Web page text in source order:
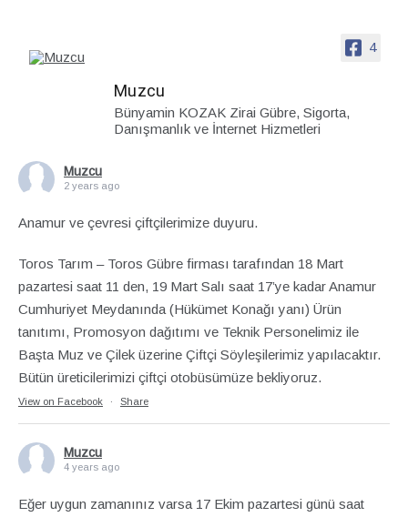
4
Muzcu
Bünyamin KOZAK Zirai Gübre, Sigorta,
Danışmanlık ve İnternet Hizmetleri
Muzcu
2 years ago
Anamur ve çevresi çiftçilerimize duyuru.
Toros Tarım – Toros Gübre firması tarafından 18 Mart
pazartesi saat 11 den, 19 Mart Salı saat 17’ye kadar Anamur
Cumhuriyet Meydanında (Hükümet Konağı yanı) Ürün
tanıtımı, Promosyon dağıtımı ve Teknik Personelimiz ile
Başta Muz ve Çilek üzerine Çiftçi Söyleşilerimiz yapılacaktır.
Bütün üreticilerimizi çiftçi otobüsümüze bekliyoruz.
View on Facebook · Share
Muzcu
4 years ago
Eğer uygun zamanınız varsa 17 Ekim pazartesi günü saat